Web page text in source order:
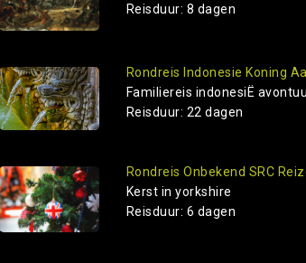
Reisduur: 8 dagen
Rondreis Indonesie Koning
Familiereis indonesiË
Reisduur: 22 dagen
Rondreis Onbekend SRC
Kerst in yorkshire
Reisduur: 6 dagen